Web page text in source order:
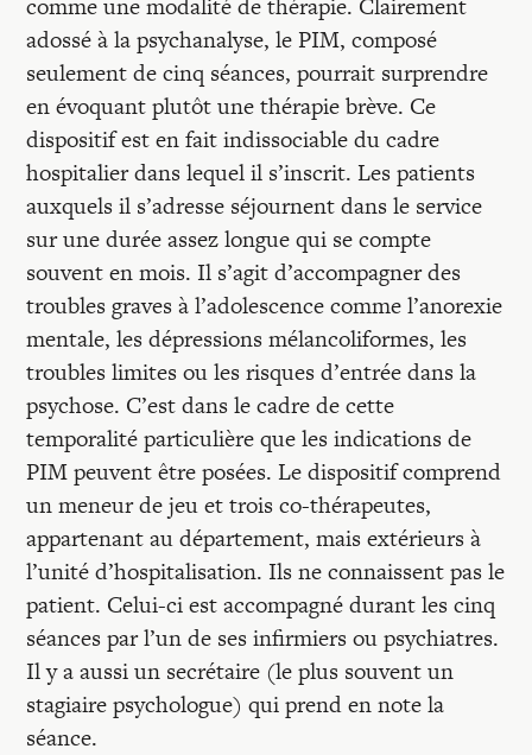
comme une modalité de thérapie. Clairement
adossé à la psychanalyse, le PIM, composé
seulement de cinq séances, pourrait surprendre
en évoquant plutôt une thérapie brève. Ce
dispositif est en fait indissociable du cadre
hospitalier dans lequel il s’inscrit. Les patients
auxquels il s’adresse séjournent dans le service
sur une durée assez longue qui se compte
souvent en mois. Il s’agit d’accompagner des
troubles graves à l’adolescence comme l’anorexie
mentale, les dépressions mélancoliformes, les
troubles limites ou les risques d’entrée dans la
psychose. C’est dans le cadre de cette
temporalité particulière que les indications de
PIM peuvent être posées. Le dispositif comprend
un meneur de jeu et trois co-thérapeutes,
appartenant au département, mais extérieurs à
l’unité d’hospitalisation. Ils ne connaissent pas le
patient. Celui-ci est accompagné durant les cinq
séances par l’un de ses infirmiers ou psychiatres.
Il y a aussi un secrétaire (le plus souvent un
stagiaire psychologue) qui prend en note la
séance.